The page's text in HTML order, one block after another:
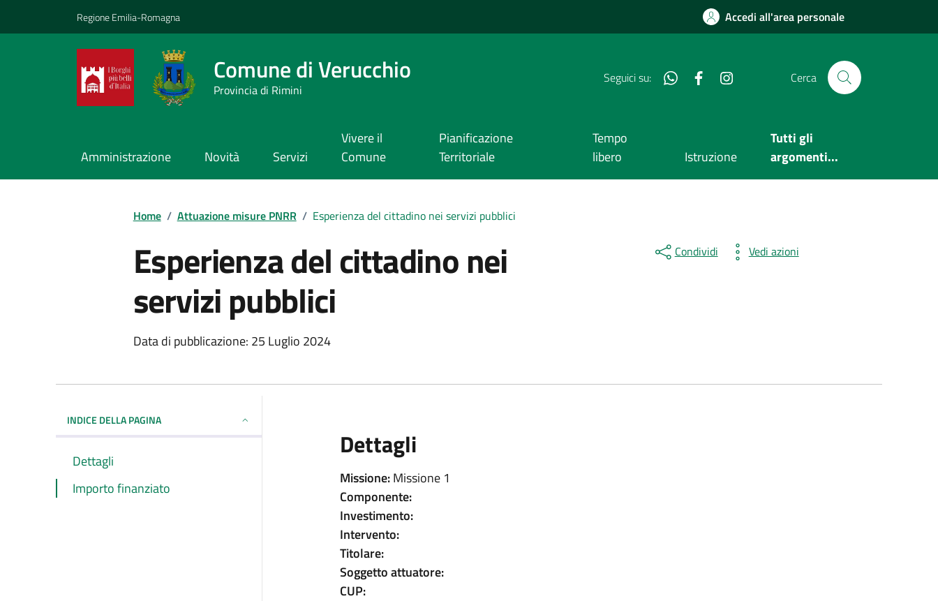
Regione Emilia-Romagna Accedi all'area personale
Comune di Verucchio
Provincia di Rimini
Seguici su: WhatsappFacebook Cerca
Amministrazione Novità Servizi
Vivere il
Comune
Pianificazione
Territoriale
Tempo
libero
Istruzione
Tutti gli
argomenti...
Home / Attuazione misure PNRR / Esperienza del cittadino nei servizi pubblici
Esperienza del cittadino nei
servizi pubblici
Data di pubblicazione: 25 Luglio 2024
Condividi Vedi azioni
INDICE DELLA PAGINA
Dettagli
Importo finanziato
Dettagli
Missione:Missione 1
Componente:
Investimento:
Intervento:
Titolare:
Soggetto attuatore:
CUP: